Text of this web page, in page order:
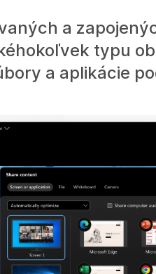
a
typu
a aplikácie